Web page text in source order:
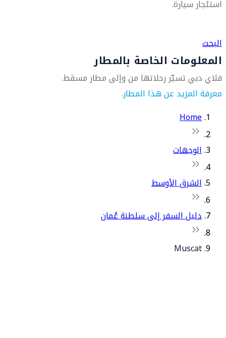
استئجار سيارة.
البحث
المعلومات الخاصة بالمطار
فلاي دبي تسيّر رحلاتها من وإلى مطار مسقط.
معرفة المزيد عن هذا المطار.
Home
الوجهات
الشرق الأوسط
دليل السفر إلى سلطنة عُمان
Muscat